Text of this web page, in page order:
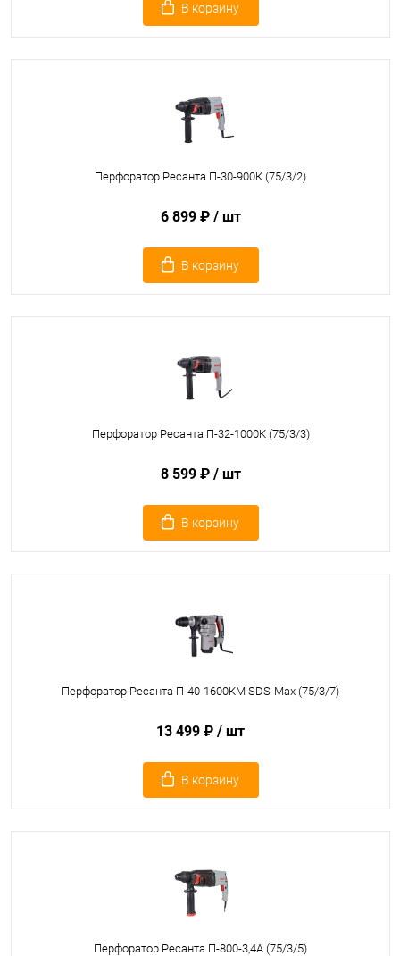
В корзину
Перфоратор Ресанта П-30-900К (75/3/2)
6 899 ₽ / шт
В корзину
Перфоратор Ресанта П-32-1000К (75/3/3)
8 599 ₽ / шт
В корзину
Перфоратор Ресанта П-40-1600КМ SDS-Max (75/3/7)
13 499 ₽ / шт
В корзину
Перфоратор Ресанта П-800-3,4А (75/3/5)